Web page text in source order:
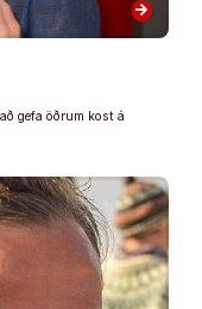
arrow_forward
gefa öðrum kost á